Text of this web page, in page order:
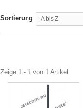
Sortierung A bis Z
Zeige 1 - 1 von 1 Artikel